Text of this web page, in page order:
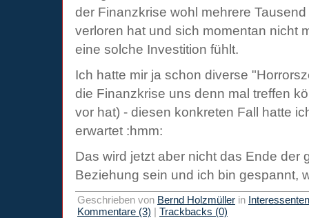
der Finanzkrise wohl mehrere
verloren hat und sich momentan nicht
eine solche Investition fühlt.
Ich hatte mir ja schon diverse
die Finanzkrise uns denn mal treffen
vor hat) - diesen konkreten Fall hatte
erwartet :hmm:
Das wird jetzt aber nicht das Ende der
Beziehung sein und ich bin gespannt,
Geschrieben von Bernd Holzmüller in
Kommentare (3) | Trackbacks (0)